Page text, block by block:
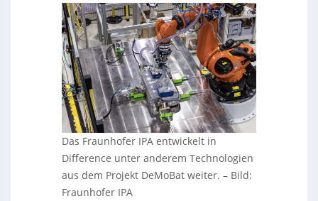
Das Fraunhofer IPA entwickelt in
Difference unter anderem Technologien
aus dem Projekt DeMoBat weiter. – Bild:
Fraunhofer IPA